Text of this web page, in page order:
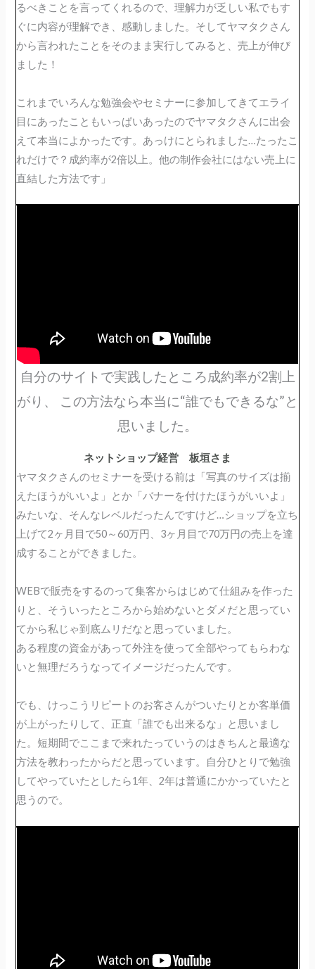
るべきことを言ってくれるので、理解力が乏しい私でもす
ぐに内容が理解でき、感動しました。そしてヤマタクさん
から言われたことをそのまま実行してみると、売上が伸び
ました！
これまでいろんな勉強会やセミナーに参加してきてエライ
目にあったこともいっぱいあったのでヤマタクさんに出会
えて本当によかったです。あっけにとられました…たったこ
れだけで？成約率が2倍以上。他の制作会社にはない売上に
直結した方法です」
自分のサイトで実践したところ成約率が2割上
がり、 この方法なら本当に“誰でもできるな”と
思いました。
ネットショップ経営 板垣さま
ヤマタクさんのセミナーを受ける前は「写真のサイズは揃
えたほうがいいよ」とか「バナーを付けたほうがいいよ」
みたいな、そんなレベルだったんですけど…ショップを立ち
上げて2ヶ月目で50～60万円、3ヶ月目で70万円の売上を達
成することができました。
WEBで販売をするのって集客からはじめて仕組みを作った
りと、そういったところから始めないとダメだと思ってい
てから私じゃ到底ムリだなと思っていました。
ある程度の資金があって外注を使って全部やってもらわな
いと無理だろうなってイメージだったんです。
でも、けっこうリピートのお客さんがついたりとか客単価
が上がったりして、正直「誰でも出来るな」と思いまし
た。短期間でここまで来れたっていうのはきちんと最適な
方法を教わったからだと思っています。自分ひとりで勉強
してやっていたとしたら1年、2年は普通にかかっていたと
思うので。